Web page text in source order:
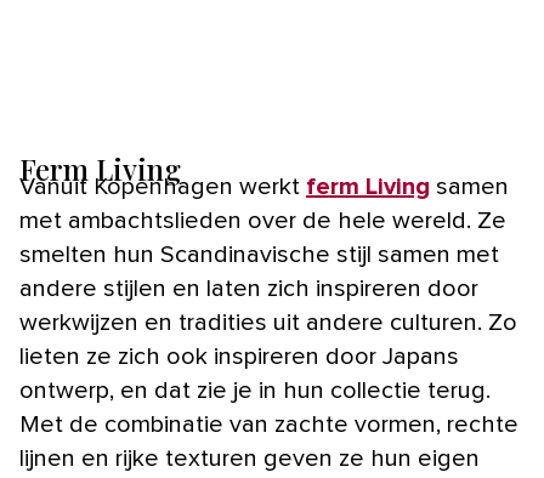
Ferm Living
Vanuit Kopenhagen werkt ferm Living samen
met ambachtslieden over de hele wereld. Ze
smelten hun Scandinavische stijl samen met
andere stijlen en laten zich inspireren door
werkwijzen en tradities uit andere culturen. Zo
lieten ze zich ook inspireren door Japans
ontwerp, en dat zie je in hun collectie terug.
Met de combinatie van zachte vormen, rechte
lijnen en rijke texturen geven ze hun eigen